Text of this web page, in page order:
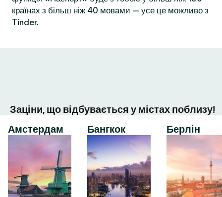
країнах з більш ніж 40 мовами — усе це можливо з
Tinder.
Заціни, що відбувається у містах поблизу!
Амстердам
Бангкок Берлін